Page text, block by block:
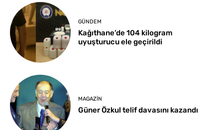
GÜNDEM
Kağıthane’de 104 kilogram
uyuşturucu ele geçirildi
MAGAZIN
Güner Özkul telif davasını kazandı